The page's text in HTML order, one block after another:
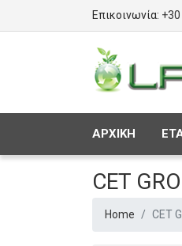
Επικοινωνία:
ΑΡΧΙΚΗ
CET
Home CET